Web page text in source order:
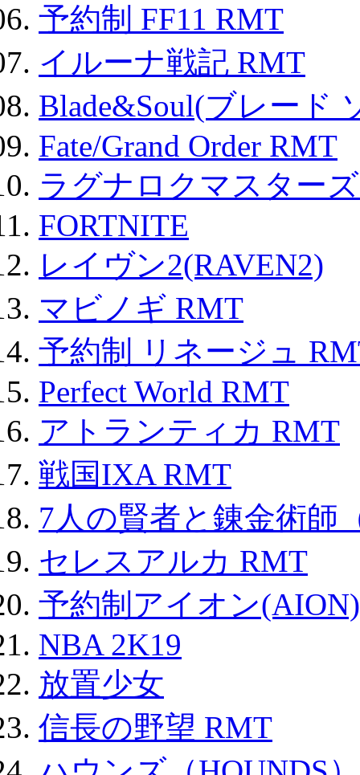
予約制 FF11 RMT
イルーナ戦記 RMT
Blade&Soul(ブレード
Fate/Grand Order RMT
ラグナロクマスター
FORTNITE
レイヴン2(RAVEN2)
マビノギ RMT
予約制 リネージュ
Perfect World RMT
アトランティカ RMT
戦国IXA RMT
7人の賢者と錬金術師
セレスアルカ RMT
予約制アイオン
NBA 2K19
放置少女
信長の野望 RMT